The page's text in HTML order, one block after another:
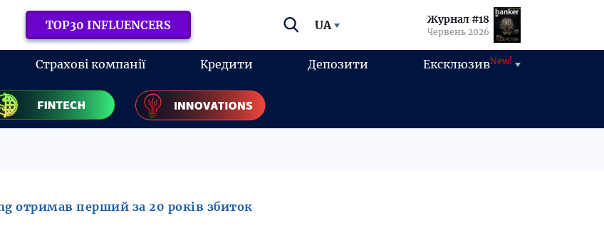
TOP30 INFLUENCERS UA Журнал #18
Червень 2026
Страхові компанії Кредити Депозити ЕксклюзивNew!
отримав перший за 20 років збиток